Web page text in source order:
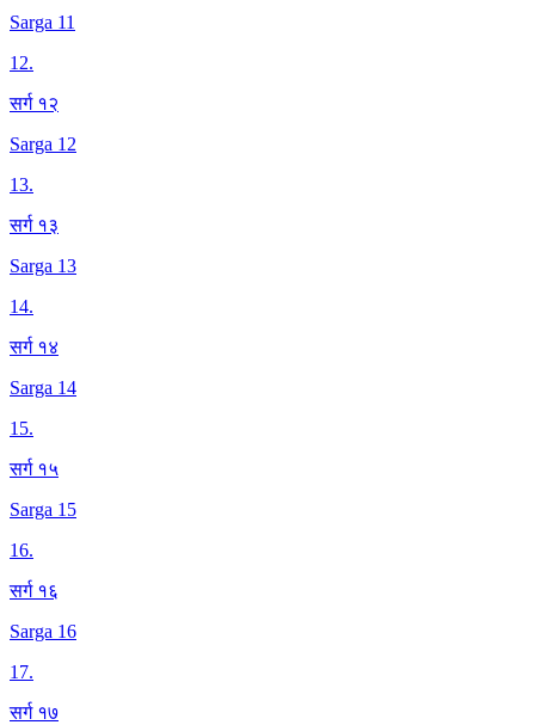
Sarga 11
12.
सर्ग १२
Sarga 12
13.
सर्ग १३
Sarga 13
14.
सर्ग १४
Sarga 14
15.
सर्ग १५
Sarga 15
16.
सर्ग १६
Sarga 16
17.
सर्ग १७